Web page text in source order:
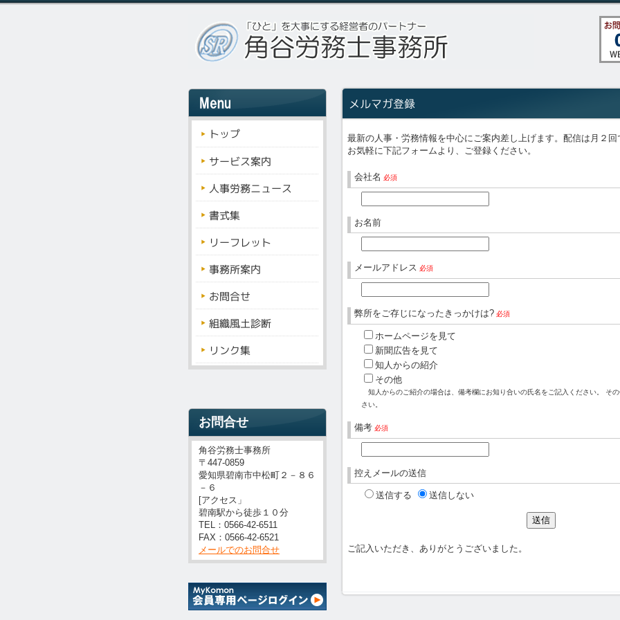
最新の人事・労務情報を中心にご案内差し上げます。配信は月２回
お気軽に下記フォームより、ご登録ください。
会社名 必須
お名前
メールアドレス 必須
弊所をご存じになったきっかけは? 必須
ホームページを見て
新聞広告を見て
知人からの紹介
その他
知人からのご紹介の場合は、備考欄にお知り合いの氏名をご記入ください。 そ
さい。
備考 必須
控えメールの送信
送信する 送信しない
ご記入いただき、ありがとうございました。
お問合せ
角谷労務士事務所
〒447-0859
愛知県碧南市中松町２－８６
－６
[アクセス」
碧南駅から徒歩１０分
TEL：0566-42-6511
FAX：0566-42-6521
メールでのお問合せ